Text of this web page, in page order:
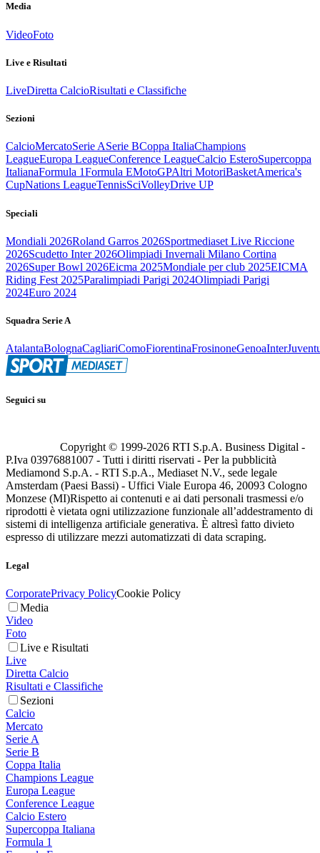
Media
VideoFoto
Live e Risultati
LiveDiretta CalcioRisultati e Classifiche
Sezioni
CalcioMercatoSerie ASerie BCoppa ItaliaChampions
LeagueEuropa LeagueConference LeagueCalcio EsteroSupercoppa
ItalianaFormula 1Formula EMotoGPAltri MotoriBasketAmerica's
CupNations LeagueTennisSciVolleyDrive UP
Speciali
Mondiali 2026Roland Garros 2026Sportmediaset Live Riccione
2026Scudetto Inter 2026Olimpiadi Invernali Milano Cortina
2026Super Bowl 2026Eicma 2025Mondiale per club 2025EICMA
Riding Fest 2025Paralimpiadi Parigi 2024Olimpiadi Parigi
2024Euro 2024
Squadra Serie A
AtalantaBolognaCagliariComoFiorentinaFrosinoneGenoaInter
Seguici su
Copyright © 1999-2026 RTI S.p.A. Business Digital -
P.Iva 03976881007 - Tutti i diritti riservati - Per la pubblicità
Mediamond S.p.A. - RTI S.p.A., Mediaset N.V., sede legale
Amsterdam (Paesi Bassi) - Uffici Viale Europa 46, 20093 Cologno
Monzese (MI)Rispetto ai contenuti e ai dati personali trasmessi e/o
riprodotti è vietata ogni utilizzazione funzionale all’addestramento di
sistemi di intelligenza artificiale generativa. È altresì fatto divieto
espresso di utilizzare mezzi automatizzati di data scraping.
Legal
CorporatePrivacy PolicyCookie Policy
Media
Video
Foto
Live e Risultati
Live
Diretta Calcio
Risultati e Classifiche
Sezioni
Calcio
Mercato
Serie A
Serie B
Coppa Italia
Champions League
Europa League
Conference League
Calcio Estero
Supercoppa Italiana
Formula 1